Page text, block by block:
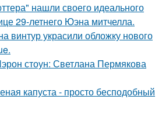
нашли своего идеального
29-летнего Юэна митчелла.
винтур украсили обложку нового
стоун: Светлана Пермякова
капуста - просто бесподобный